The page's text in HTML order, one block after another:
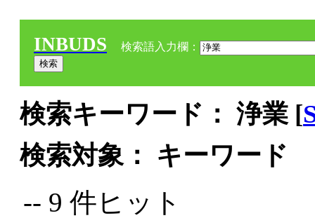
INBUDS 検索語入力欄：
検索キーワード： 浄業 [
検索対象： キーワード
-- 9 件ヒット